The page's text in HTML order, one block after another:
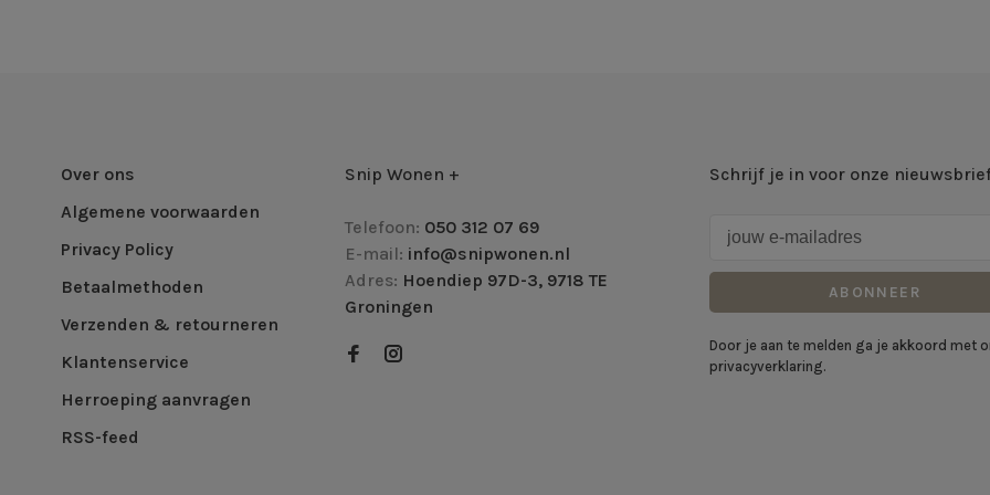
Over ons
Algemene voorwaarden
Privacy Policy
Betaalmethoden
Verzenden & retourneren
Klantenservice
Herroeping aanvragen
RSS-feed
Snip Wonen +
Telefoon: 050 312 07 69
E-mail: info@snipwonen.nl
Adres: Hoendiep 97D-3, 9718 TE
Groningen
Schrijf je in voor onze
ABONNEER
Door je aan te melden ga je akkoord met
privacyverklaring.